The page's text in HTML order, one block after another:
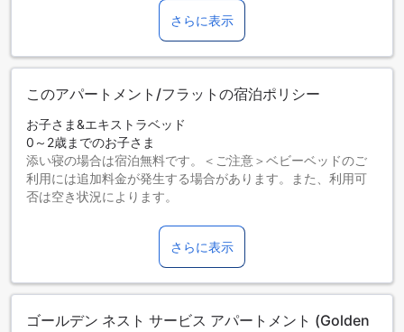
さらに表示
このアパートメント/フラットの宿泊ポリシー
お子さま&エキストラベッド
0～2歳までのお子さま
添い寝の場合は宿泊無料です。＜ご注意＞ベビーベッドのご
利用には追加料金が発生する場合があります。また、利用可
否は空き状況によります。
添い寝の場合は宿泊無料です。
13歳以上の宿泊者は大人とみなされます。
エキストラベッドの追加可否は、ルームタイプにより異なり
ます。各ルームタイプ欄の記載をお確かめください。ルーム
ていない場合は、エキストラベッドの追加はできません。
さらに表示
ゴールデン ネスト サービス アパートメント (Golden